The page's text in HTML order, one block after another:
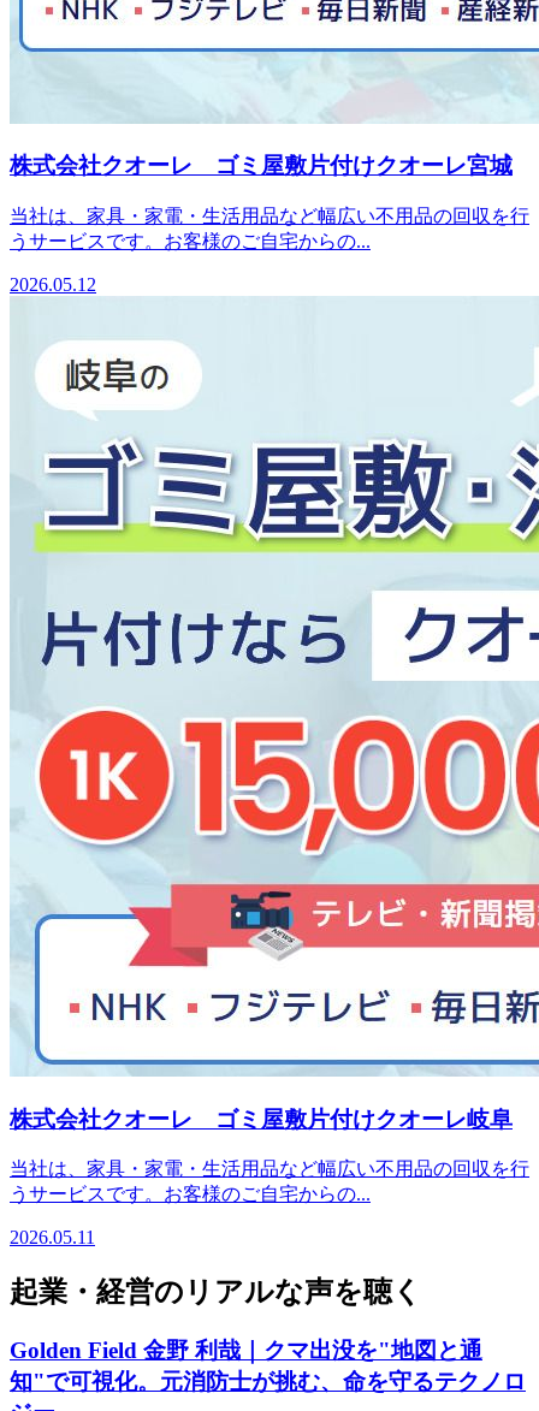
株式会社クオーレ ゴミ屋敷片付けクオーレ宮城
当社は、家具・家電・生活用品など幅広い不用品の回収を行
うサービスです。お客様のご自宅からの...
2026.05.12
株式会社クオーレ ゴミ屋敷片付けクオーレ岐阜
当社は、家具・家電・生活用品など幅広い不用品の回収を行
うサービスです。お客様のご自宅からの...
2026.05.11
起業・経営のリアルな声を聴く
Golden Field 金野 利哉｜クマ出没を"地図と通
知"で可視化。元消防士が挑む、命を守るテクノロ